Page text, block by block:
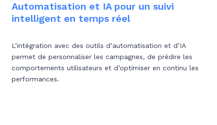
Automatisation et IA pour un suivi
intelligent en temps réel
L’intégration avec des outils d’automatisation et d’IA
permet de personnaliser les campagnes, de prédire les
comportements utilisateurs et d’optimiser en continu les
performances.